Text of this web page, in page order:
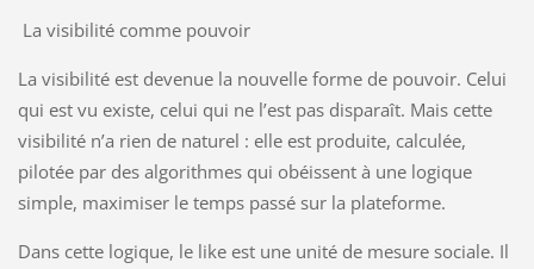
La visibilité comme pouvoir
La visibilité est devenue la nouvelle forme de pouvoir. Celui
qui est vu existe, celui qui ne l’est pas disparaît. Mais cette
visibilité n’a rien de naturel : elle est produite, calculée,
pilotée par des algorithmes qui obéissent à une logique
simple, maximiser le temps passé sur la plateforme.
Dans cette logique, le like est une unité de mesure sociale. Il